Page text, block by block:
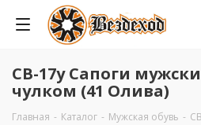
СВ-17у Сапоги
чулком (41 Олива)
Главная - Каталог - Мужская обувь -